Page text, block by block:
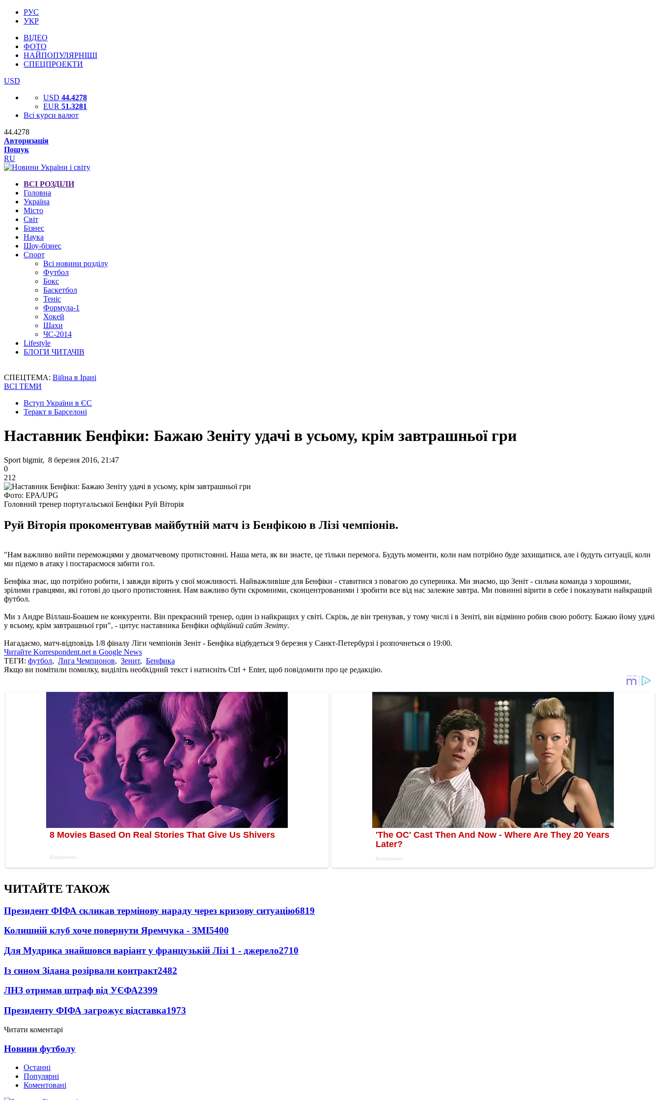
РУС
УКР
ВІДЕО
ФОТО
НАЙПОПУЛЯРНІШІ
СПЕЦПРОЕКТИ
USD
USD 44.4278
EUR 51.3281
Всі курси валют
44.4278
Авторизація
Пошук
RU
ВСІ РОЗДІЛИ
Головна
Україна
Місто
Світ
Бізнес
Наука
Шоу-бізнес
Спорт
Всі новини розділу
Футбол
Бокс
Баскетбол
Теніс
Формула-1
Хокей
Шахи
ЧС-2014
Lifestyle
БЛОГИ ЧИТАЧІВ
СПЕЦТЕМА: Війна в Ірані
ВСІ ТЕМИ
Вступ України в ЄС
Теракт в Барселоні
Наставник Бенфіки: Бажаю Зеніту удачі в усьому, крім завтрашньої гри
Sport bigmir, 8 березня 2016, 21:47
0
212
Фото: EPA/UPG
Головний тренер португальської Бенфіки Руй Віторія
Руй Віторія прокоментував майбутній матч із Бенфікою в Лізі чемпіонів.
"Нам важливо вийти переможцями у двоматчевому протистоянні. Наша мета, як ви знаєте, це тільки перемога. Будуть моменти, коли нам потрібно буде захищатися, але і будуть ситуації, коли
ми підемо в атаку і постараємося забити гол.
Бенфіка знає, що потрібно робити, і завжди вірить у свої можливості. Найважливіше для Бенфіки - ставитися з повагою до суперника. Ми знаємо, що Зеніт - сильна команда з хорошими,
зрілими гравцями, які готові до цього протистояння. Нам важливо бути скромними, сконцентрованими і зробити все від нас залежне завтра. Ми повинні вірити в себе і показувати найкращий
футбол.
Ми з Андре Віллаш-Боашем не конкуренти. Він прекрасний тренер, один із найкращих у світі. Скрізь, де він тренував, у тому числі і в Зеніті, він відмінно робив свою роботу. Бажаю йому удачі
у всьому, крім завтрашньої гри", - цитує наставника Бенфіки офіційний сайт Зеніту.
Нагадаємо, матч-відповідь 1/8 фіналу Ліги чемпіонів Зеніт - Бенфіка відбудеться 9 березня у Санкт-Петербурзі і розпочнеться о 19:00.
Читайте Korrespondent.net в Google News
ТЕГИ: футбол, Лига Чемпионов, Зенит, Бенфика
Якщо ви помітили помилку, виділіть необхідний текст і натисніть Ctrl + Enter, щоб повідомити про це редакцію.
ЧИТАЙТЕ ТАКОЖ
Президент ФІФА скликав термінову нараду через кризову ситуацію6819
Колишній клуб хоче повернути Яремчука - ЗМІ5400
Для Мудрика знайшовся варіант у французькій Лізі 1 - джерело2710
Із сином Зідана розірвали контракт2482
ЛНЗ отримав штраф від УЄФА2399
Президенту ФІФА загрожує відставка1973
Читати коментарі
Новини футболу
Останні
Популярні
Коментовані